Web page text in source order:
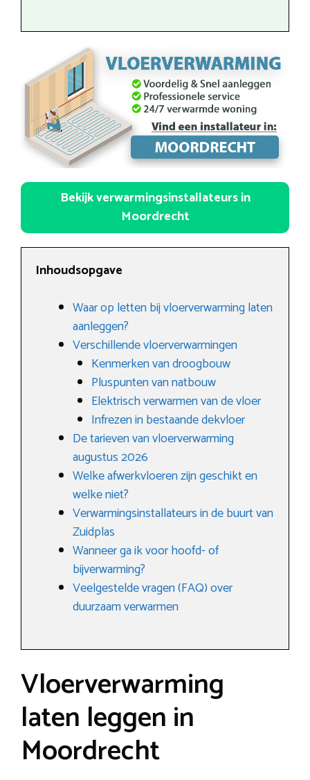
Bekijk verwarmingsinstallateurs in
Moordrecht
Inhoudsopgave
Waar op letten bij vloerverwarming laten
aanleggen?
Verschillende vloerverwarmingen
Kenmerken van droogbouw
Pluspunten van natbouw
Elektrisch verwarmen van de vloer
Infrezen in bestaande dekvloer
De tarieven van vloerverwarming
augustus 2026
Welke afwerkvloeren zijn geschikt en
welke niet?
Verwarmingsinstallateurs in de buurt van
Zuidplas
Wanneer ga ik voor hoofd- of
bijverwarming?
Veelgestelde vragen (FAQ) over
duurzaam verwarmen
Vloerverwarming
laten leggen in
Moordrecht